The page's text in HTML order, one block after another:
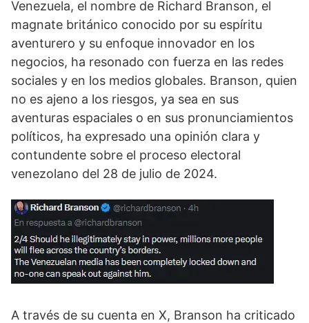
Venezuela, el nombre de Richard Branson, el
magnate británico conocido por su espíritu
aventurero y su enfoque innovador en los
negocios, ha resonado con fuerza en las redes
sociales y en los medios globales. Branson, quien
no es ajeno a los riesgos, ya sea en sus
aventuras espaciales o en sus pronunciamientos
políticos, ha expresado una opinión clara y
contundente sobre el proceso electoral
venezolano del 28 de julio de 2024.
A través de su cuenta en X, Branson ha criticado